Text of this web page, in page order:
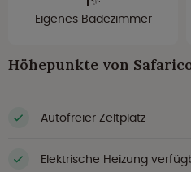
Eigenes Badezimmer
Höhepunkte von
Autofreier Zeltplatz
Elektrische Heizung